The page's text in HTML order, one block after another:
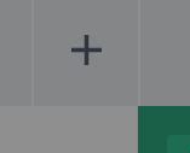
add